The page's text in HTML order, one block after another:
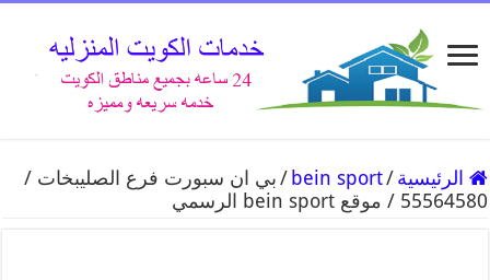
الرئيسية /
bein sport
/بي ان سبورت فرع الصليبخات /
55564580 / موقع bein sport الرسمي